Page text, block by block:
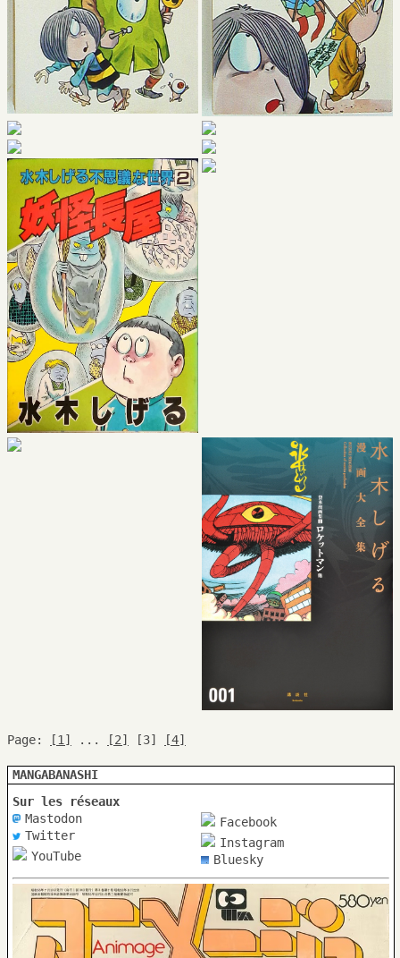
Page: [1] ... [2] [3] [4]
MANGABANASHI
Sur les réseaux
Mastodon
Twitter
YouTube
Facebook
Instagram
Bluesky